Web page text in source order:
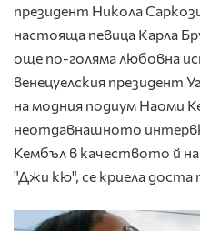
президент Никола
настояща певица Карла
още по-голяма любовна
венецуелския президент
на модния подиум Наоми
неотдавнашното
Кембъл в качеството й
"Джи кю", се криела доста